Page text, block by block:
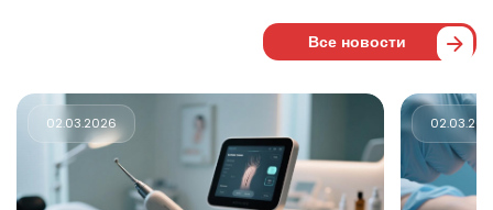
Все новости
02.03.2026